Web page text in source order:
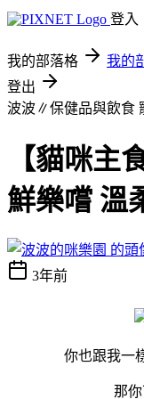
登入
我的部落格 我的
登出
波波∥保健品與飲食
【貓咪主
鮮樂嚐 溫
3年前
你也跟我一
那